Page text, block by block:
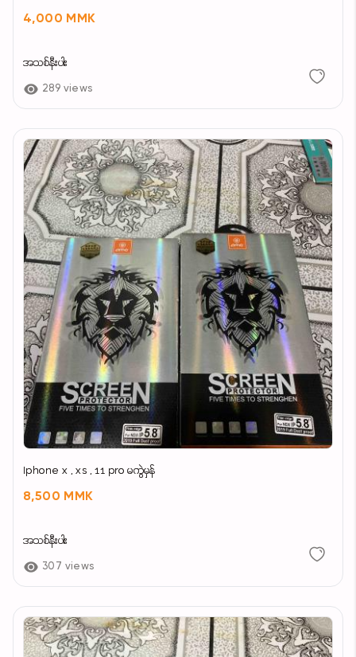
4,000 MMK
အသစ်နီးပါး
289 views
Iphone x , xs , 11 pro မကွဲမှန်
8,500 MMK
အသစ်နီးပါး
307 views